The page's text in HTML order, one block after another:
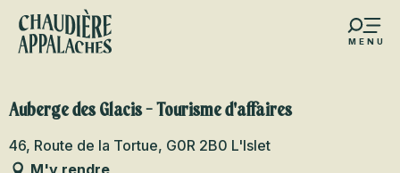
Aller
contenu
MENU
favoris
Auberge des Glacis - Tourisme d'affaires
46, Route de la Tortue, G0R 2B0 L'Islet
M'y rendre